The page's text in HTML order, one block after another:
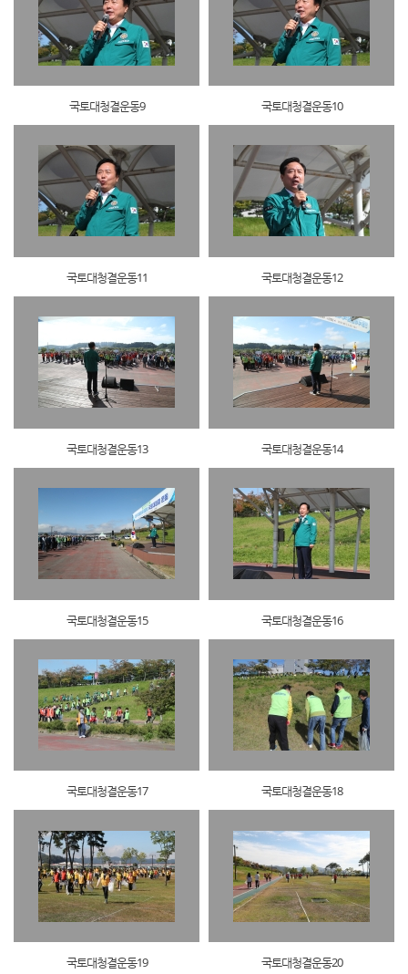
국토대청결운동9 국토대청결운동10
국토대청결운동11 국토대청결운동12
국토대청결운동13 국토대청결운동14
국토대청결운동15 국토대청결운동16
국토대청결운동17 국토대청결운동18
국토대청결운동19 국토대청결운동20